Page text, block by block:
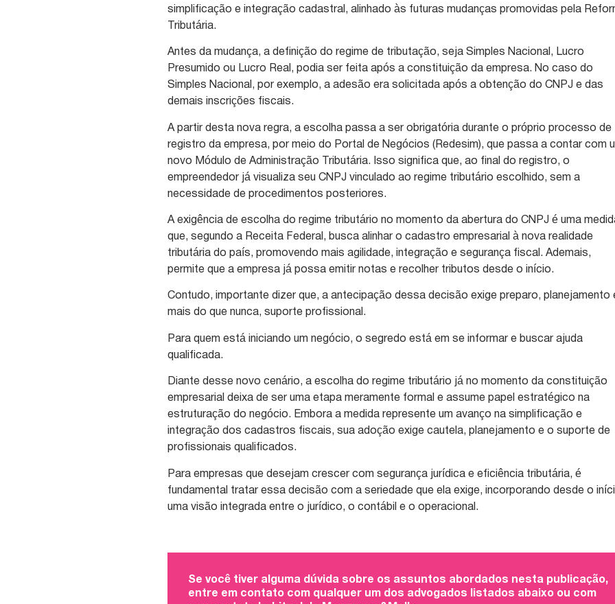
simplificação e integração cadastral, alinhado às futuras mudanças promovidas pela
Tributária.
Antes da mudança, a definição do regime de tributação, seja Simples Nacional, Lucro
Presumido ou Lucro Real, podia ser feita após a constituição da empresa. No caso do
Simples Nacional, por exemplo, a adesão era solicitada após a obtenção do CNPJ e das
demais inscrições fiscais.
A partir desta nova regra, a escolha passa a ser obrigatória durante o próprio processo de
registro da empresa, por meio do Portal de Negócios (Redesim), que passa a contar com
novo Módulo de Administração Tributária. Isso significa que, ao final do registro, o
empreendedor já visualiza seu CNPJ vinculado ao regime tributário escolhido, sem a
necessidade de procedimentos posteriores.
A exigência de escolha do regime tributário no momento da abertura do CNPJ é uma
que, segundo a Receita Federal, busca alinhar o cadastro empresarial à nova realidade
tributária do país, promovendo mais agilidade, integração e segurança fiscal. Ademais,
permite que a empresa já possa emitir notas e recolher tributos desde o início.
Contudo, importante dizer que, a antecipação dessa decisão exige preparo, planejamento
mais do que nunca, suporte profissional.
Para quem está iniciando um negócio, o segredo está em se informar e buscar ajuda
qualificada.
Diante desse novo cenário, a escolha do regime tributário já no momento da constituição
empresarial deixa de ser uma etapa meramente formal e assume papel estratégico na
estruturação do negócio. Embora a medida represente um avanço na simplificação e
integração dos cadastros fiscais, sua adoção exige cautela, planejamento e o suporte de
profissionais qualificados.
Para empresas que desejam crescer com segurança jurídica e eficiência tributária, é
fundamental tratar essa decisão com a seriedade que ela exige, incorporando desde o
uma visão integrada entre o jurídico, o contábil e o operacional.
Se você tiver alguma dúvida sobre os assuntos abordados nesta publicação,
entre em contato com qualquer um dos advogados listados abaixo ou com